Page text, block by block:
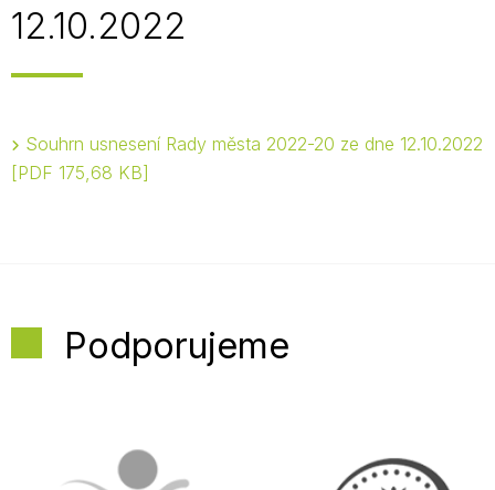
12.10.2022
Souhrn usnesení Rady města 2022-20 ze dne 12.10.2022
PDF 175,68 KB
Podporujeme